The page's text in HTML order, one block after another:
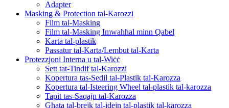
Adapter
Masking & Protection tal-Karozzi
Film tal-Masking
Film tal-Masking Imwaħħal minn Qabel
Karta tal-plastik
Passatur tal-Karta/Lembut tal-Karta
Protezzjoni Interna u tal-Wiċċ
Sett tat-Tindif tal-Karozzi
Kopertura tas-Sedil tal-Plastik tal-Karozza
Kopertura tal-Isteering Wheel tal-plastik tal-karozza
Tapit tas-Saqajn tal-Karozza
Għata tal-brejk tal-idejn tal-plastik tal-karozza